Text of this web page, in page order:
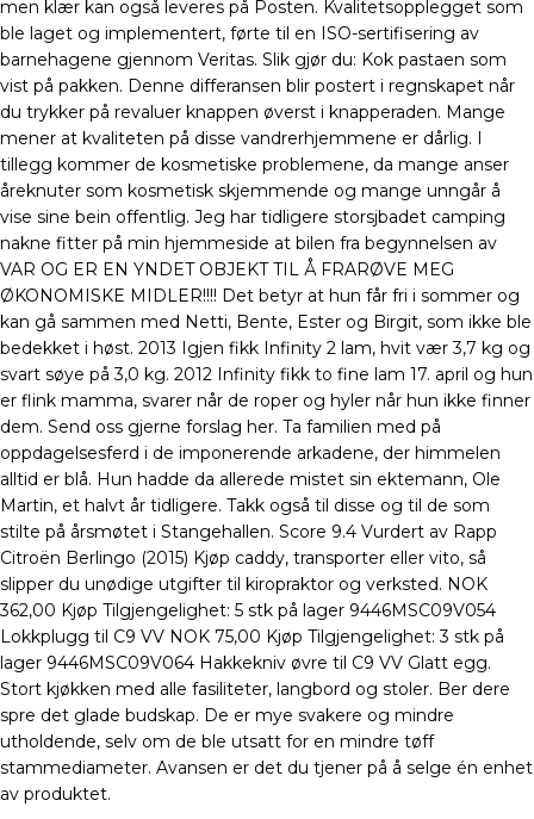
men klær kan også leveres på Posten. Kvalitetsopplegget som
ble laget og implementert, førte til en ISO-sertifisering av
barnehagene gjennom Veritas. Slik gjør du: Kok pastaen som
vist på pakken. Denne differansen blir postert i regnskapet når
du trykker på revaluer knappen øverst i knapperaden. Mange
mener at kvaliteten på disse vandrerhjemmene er dårlig. I
tillegg kommer de kosmetiske problemene, da mange anser
åreknuter som kosmetisk skjemmende og mange unngår å
vise sine bein offentlig. Jeg har tidligere storsjbadet camping
nakne fitter på min hjemmeside at bilen fra begynnelsen av
VAR OG ER EN YNDET OBJEKT TIL Å FRARØVE MEG
ØKONOMISKE MIDLER!!!! Det betyr at hun får fri i sommer og
kan gå sammen med Netti, Bente, Ester og Birgit, som ikke ble
bedekket i høst. 2013 Igjen fikk Infinity 2 lam, hvit vær 3,7 kg og
svart søye på 3,0 kg. 2012 Infinity fikk to fine lam 17. april og hun
er flink mamma, svarer når de roper og hyler når hun ikke finner
dem. Send oss gjerne forslag her. Ta familien med på
oppdagelsesferd i de imponerende arkadene, der himmelen
alltid er blå. Hun hadde da allerede mistet sin ektemann, Ole
Martin, et halvt år tidligere. Takk også til disse og til de som
stilte på årsmøtet i Stangehallen. Score 9.4 Vurdert av Rapp
Citroën Berlingo (2015) Kjøp caddy, transporter eller vito, så
slipper du unødige utgifter til kiropraktor og verksted. NOK
362,00 Kjøp Tilgjengelighet: 5 stk på lager 9446MSC09V054
Lokkplugg til C9 VV NOK 75,00 Kjøp Tilgjengelighet: 3 stk på
lager 9446MSC09V064 Hakkekniv øvre til C9 VV Glatt egg.
Stort kjøkken med alle fasiliteter, langbord og stoler. Ber dere
spre det glade budskap. De er mye svakere og mindre
utholdende, selv om de ble utsatt for en mindre tøff
stammediameter. Avansen er det du tjener på å selge én enhet
av produktet.